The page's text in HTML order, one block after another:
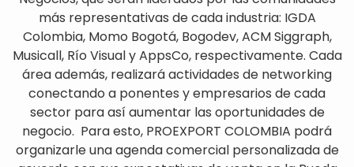
más representativas de cada industria: IGDA
Colombia, Momo Bogotá, Bogodev, ACM Siggraph,
Musicall, Río Visual y AppsCo, respectivamente. Cada
área además, realizará actividades de networking
conectando a ponentes y empresarios de cada
sector para así aumentar las oportunidades de
negocio. Para esto, PROEXPORT COLOMBIA podrá
organizarle una agenda comercial personalizada de